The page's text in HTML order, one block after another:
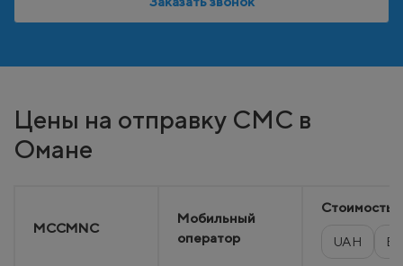
Цены на отправку СМС в
Омане
MCCMNC
Мобильный
оператор
Стоимость
UAH